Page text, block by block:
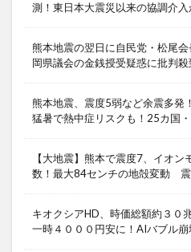
測！東日本大震災以来の協調介
熊本地震の翌日に自民党・松尾
岡県議会の金銭授受疑惑に批判殺
熊本地震、震度5弱など余震多
猛暑で熱中症リスクも！25カ国
【大地震】熊本で震度7、イオ
数！最大84センチの地殻変動 震
キオクシアHD、時価総額約３０
一時４０００円安に！AIバブル